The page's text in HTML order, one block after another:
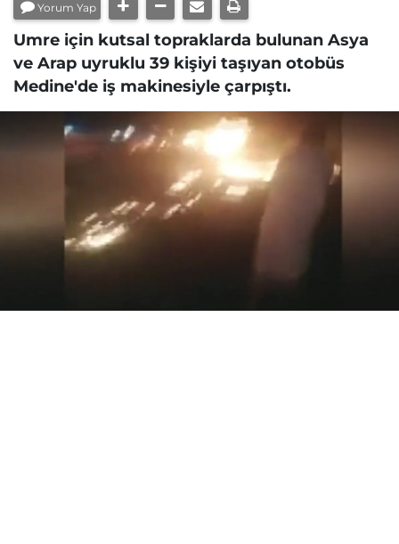
Yorum Yap
Umre için kutsal topraklarda bulunan Asya
ve Arap uyruklu 39 kişiyi taşıyan otobüs
Medine'de iş makinesiyle çarpıştı.